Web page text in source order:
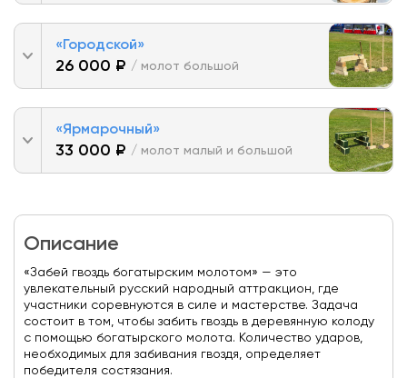
«Городской»
26 000 ₽ / молот большой
«Ярмарочный»
33 000 ₽ / молот малый и большой
Описание
«Забей гвоздь богатырским молотом» — это
увлекательный русский народный аттракцион, где
участники соревнуются в силе и мастерстве. Задача
состоит в том, чтобы забить гвоздь в деревянную колоду
с помощью богатырского молота. Количество ударов,
необходимых для забивания гвоздя, определяет
победителя состязания.